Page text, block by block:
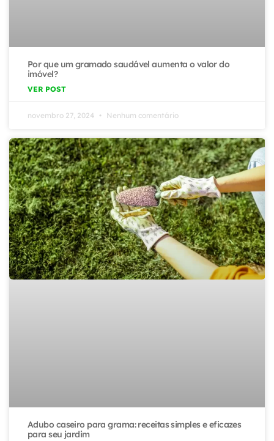
Por que um gramado saudável aumenta o valor do
imóvel?
VER POST
novembro 27, 2024 Nenhum comentário
Adubo caseiro para grama: receitas simples e eficazes
para seu jardim